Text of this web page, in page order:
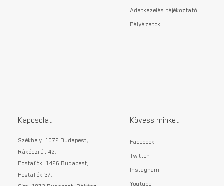
Adatkezelési tájékoztató
Pályázatok
Kapcsolat
Székhely: 1072 Budapest,
Rákóczi út 42.
Postafiók: 1426 Budapest,
Postafiók 37.
Kövess minket
Facebook
Twitter
Instagram
Youtube